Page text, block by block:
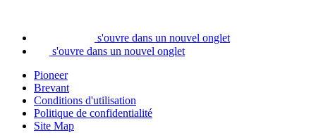
s'ouvre dans un nouvel onglet
s'ouvre dans un nouvel onglet
Pioneer
Brevant
Conditions d'utilisation
Politique de confidentialité
Site Map